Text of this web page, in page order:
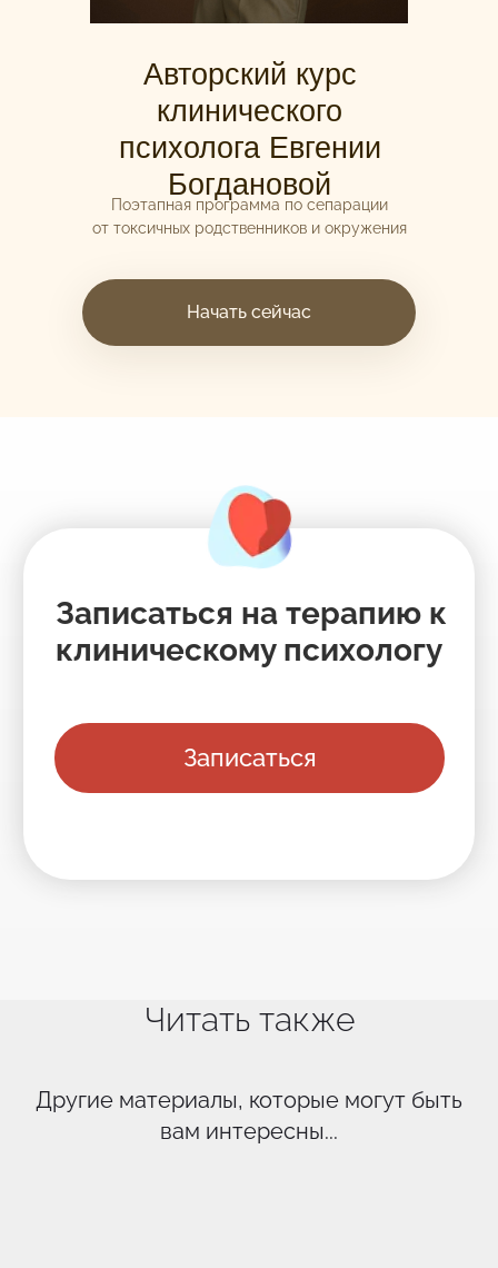
Авторский курс
клинического
психолога Евгении
Богдановой
Поэтапная программа по сепарации
от токсичных родственников и окружения
Начать сейчас
Читать также
Другие материалы, которые могут быть
вам интересны...